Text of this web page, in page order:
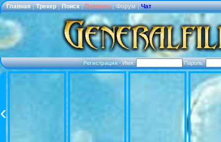
Главная | Трекер | Поиск | Правила | Форум | Чат
Регистрация·Имя: Пароль: